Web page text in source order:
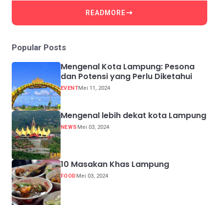
READMORE
Popular Posts
Mengenal Kota Lampung: Pesona
dan Potensi yang Perlu Diketahui
EVENTMei 11, 2024
Mengenal lebih dekat kota Lampung
NEWS Mei 03, 2024
10 Masakan Khas Lampung
FOOD Mei 03, 2024